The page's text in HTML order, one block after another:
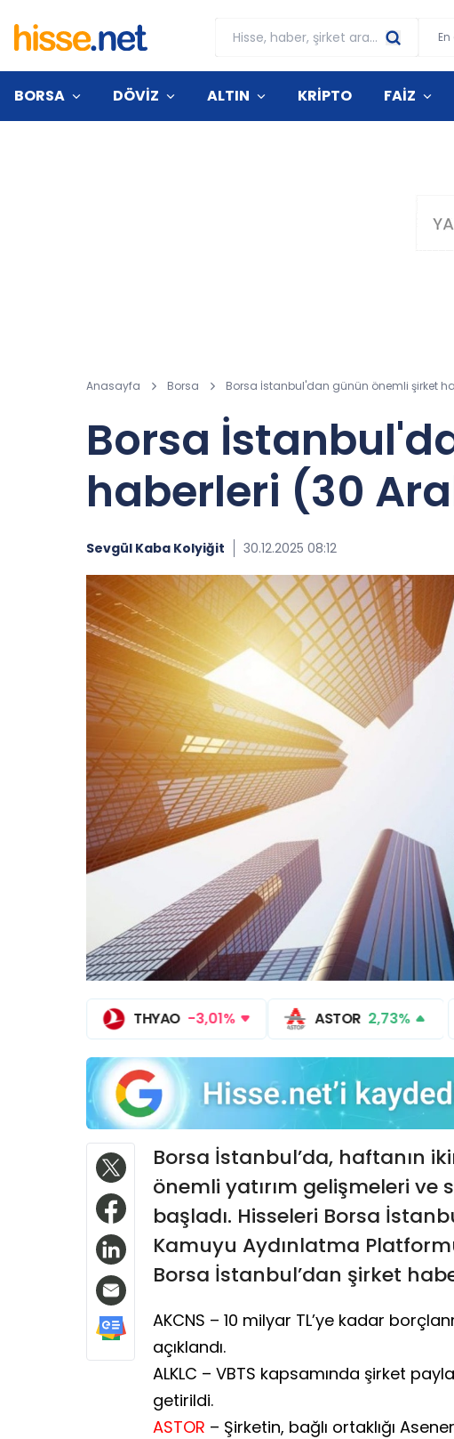
BORSA DÖVİZ ALTIN KRİPTO FAİZ
Anasayfa Borsa Borsa İstanbul'dan günün önemli şirket
Borsa
haberleri (30
Sevgül Kaba Kolyiğit 30.12.2025 08:12
THYAO -3,01% ASTOR 2,73%
Borsa İstanbul’da, haftanın
önemli yatırım gelişmeleri ve
başladı. Hisseleri Borsa
Kamuyu Aydınlatma
Borsa İstanbul’dan şirket
AKCNS – 10 milyar TL’ye kadar
açıklandı.
ALKLC – VBTS kapsamında şirket
getirildi.
ASTOR – Şirketin, bağlı ortaklığı